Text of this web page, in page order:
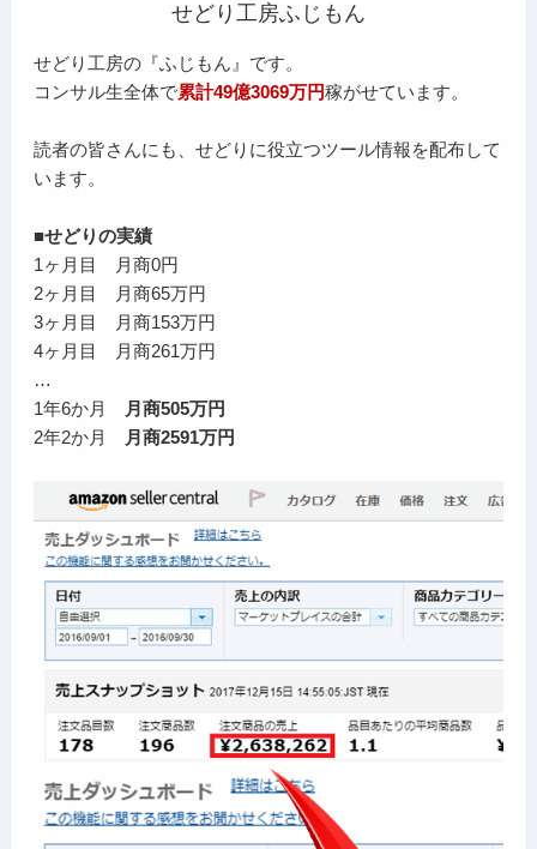
せどり工房ふじもん
せどり工房の『ふじもん』です。
コンサル生全体で累計49億3069万円稼がせています。
読者の皆さんにも、せどりに役立つツール情報を配布して
います。
■せどりの実績
1ヶ月目 月商0円
2ヶ月目 月商65万円
3ヶ月目 月商153万円
4ヶ月目 月商261万円
…
1年6か月
月商505万円
2年2か月
月商2591万円